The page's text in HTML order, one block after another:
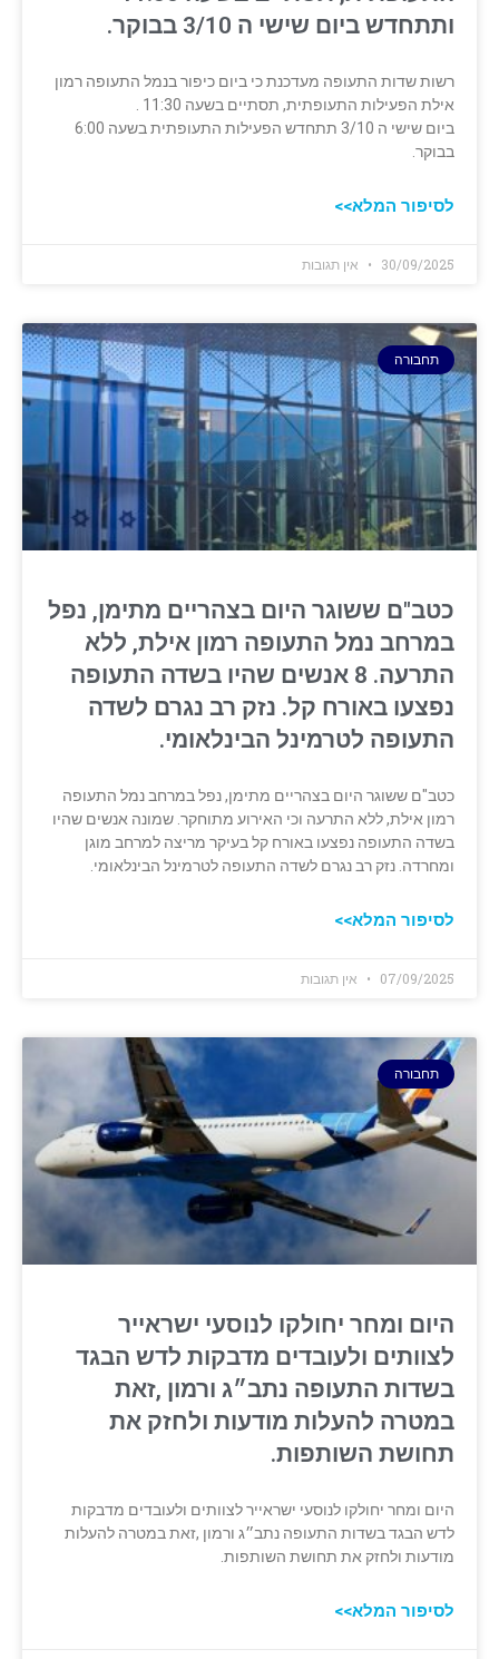
ותתחדש ביום שישי ה 3/10 בבוקר.
רשות שדות התעופה מעדכנת כי ביום כיפור בנמל התעופה רמון
אילת הפעילות התעופתית, תסתיים בשעה 11:30 .
ביום שישי ה 3/10 תתחדש הפעילות התעופתית בשעה 6:00
בבוקר.
לסיפור המלא>>
30/09/2025 אין תגובות
תחבורה
כטב"ם ששוגר היום בצהריים מתימן, נפל
במרחב נמל התעופה רמון אילת, ללא
התרעה. 8 אנשים שהיו בשדה התעופה
נפצעו באורח קל. נזק רב נגרם לשדה
התעופה לטרמינל הבינלאומי.
כטב"ם ששוגר היום בצהריים מתימן, נפל במרחב נמל התעופה
רמון אילת, ללא התרעה וכי האירוע מתוחקר. שמונה אנשים שהיו
בשדה התעופה נפצעו באורח קל בעיקר מריצה למרחב מוגן
ומחרדה. נזק רב נגרם לשדה התעופה לטרמינל הבינלאומי.
לסיפור המלא>>
07/09/2025 אין תגובות
תחבורה
היום ומחר יחולקו לנוסעי ישראייר
לצוותים ולעובדים מדבקות לדש הבגד
בשדות התעופה נתב״ג ורמון ,זאת
במטרה להעלות מודעות ולחזק את
תחושת השותפות.
היום ומחר יחולקו לנוסעי ישראייר לצוותים ולעובדים מדבקות
לדש הבגד בשדות התעופה נתב״ג ורמון ,זאת במטרה להעלות
מודעות ולחזק את תחושת השותפות.
לסיפור המלא>>